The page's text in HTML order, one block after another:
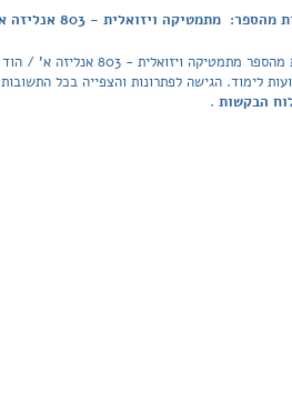
ויזואלית - 803 אנליזה א' / הוד גלבוע
מכסה את כל ספרי הלימוד ובתי הספר בישראל ב-47 מקצועות לימוד.
הבקשות .